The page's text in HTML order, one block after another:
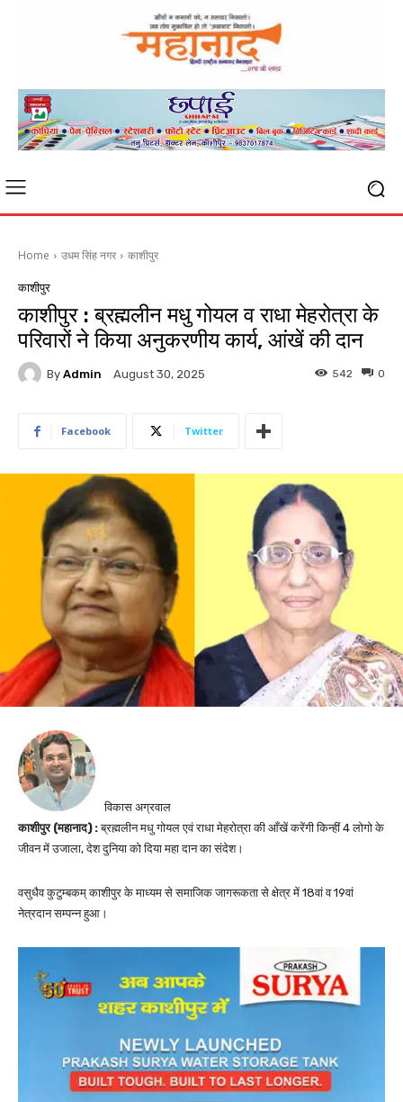
Home उधम सिंह नगर काशीपुर
काशीपुर
काशीपुर : ब्रह्मलीन मधु गोयल व राधा मेहरोत्रा के
परिवारों ने किया अनुकरणीय कार्य, आंखें की दान
By Admin August 30, 2025 0
542
Facebook Twitter
विकास अग्रवाल
काशीपुर (महानाद) :ब्रह्मलीन मधु गोयल एवं राधा मेहरोत्रा की आँखें करेंगी किन्हीं 4 लोगो के
जीवन में उजाला, देश दुनिया को दिया महा दान का संदेश।
वसुधैव कुटुम्बकम् काशीपुर के माध्यम से समाजिक जागरूकता से क्षेत्र में 18वां व 19वां
नेत्रदान सम्पन्न हुआ।